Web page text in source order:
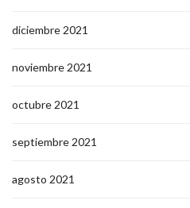
diciembre 2021
noviembre 2021
octubre 2021
septiembre 2021
agosto 2021